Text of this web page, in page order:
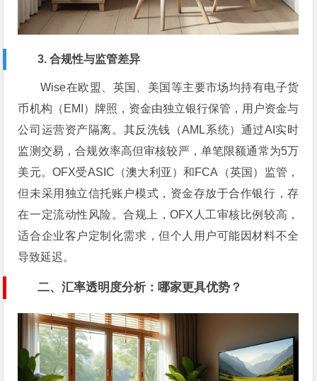
3. 合规性与监管差异
Wise在欧盟、英国、美国等主要市场均持有电子货
币机构（EMI）牌照，资金由独立银行保管，用户资金与
公司运营资产隔离。其反洗钱（AML系统）通过AI实时
监测交易，合规效率高但审核较严，单笔限额通常为5万
美元。OFX受ASIC（澳大利亚）和FCA（英国）监管，
但未采用独立信托账户模式，资金存放于合作银行，存
在一定流动性风险。合规上，OFX人工审核比例较高，
适合企业客户定制化需求，但个人用户可能因材料不全
导致延迟。
二、汇率透明度分析：哪家更具优势？